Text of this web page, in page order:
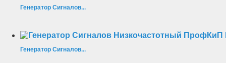
Генератор Сигналов...
Генератор Сигналов...